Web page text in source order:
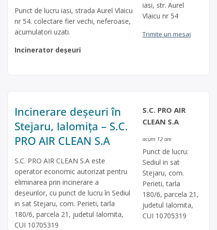
Punct de lucru iasi, strada Aurel Vlaicu
nr 54. colectare fier vechi, neferoase,
acumulatori uzati.
Incinerator deșeuri
iasi, str. Aurel
Vlaicu nr 54
Trimite un mesaj
Incinerare deșeuri în
Stejaru, Ialomița – S.C.
PRO AIR CLEAN S.A
S.C. PRO AIR CLEAN S.A este
operator economic autorizat pentru
eliminarea prin incinerare a
deşeurilor, cu punct de lucru în Sediul
in sat Stejaru, com. Perieti, tarla
180/6, parcela 21, judetul Ialomita,
CUI 10705319
S.C. PRO AIR
CLEAN S.A
acum 12 ani
Punct de lucru:
Sediul in sat
Stejaru, com.
Perieti, tarla
180/6, parcela 21,
judetul Ialomita,
CUI 10705319